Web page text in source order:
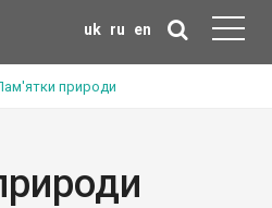
uk ru en
природи